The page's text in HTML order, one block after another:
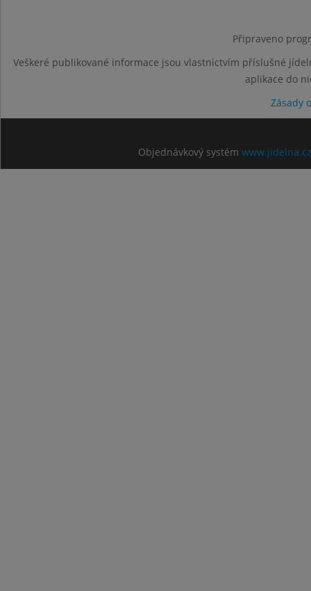
Připraveno
Veškeré publikované informace jsou vlastnictvím příslušné
aplikace do
Zásady
Objednávkový systém www.jidelna.cz